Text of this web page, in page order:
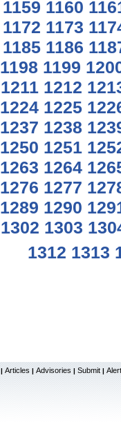
1159 1160
1172 1173
1185 1186
1198 1199
1211 1212
1224 1225
1237 1238
1250 1251
1263 1264
1276 1277
1289 1290
1302 1303
1312 1313
| Articles | Advisories | Submit |